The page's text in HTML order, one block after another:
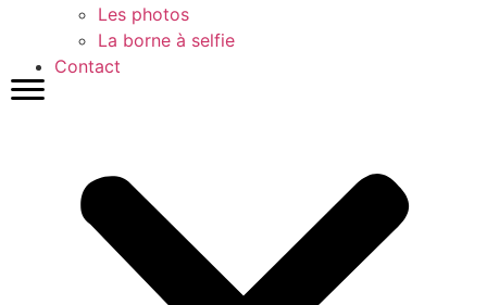
Les photos
La borne à selfie
Contact